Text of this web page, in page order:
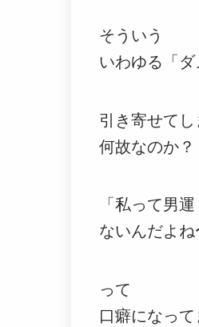
そういう
いわゆる「ダ
引き寄せてし
何故なのか？
「私って男運
ないんだよね
って
口癖になって